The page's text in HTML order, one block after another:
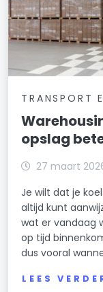
TRANSPORT
opslag
27 maart
Je wilt dat je
altijd kunt
wat er vandaag
op tijd
dus vooral
LEES